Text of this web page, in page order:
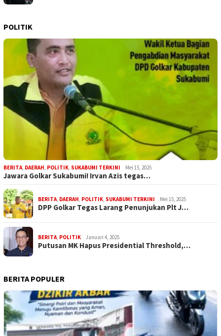
POLITIK
BERITA, DAERAH, POLITIK, SUKABUMI TERKINI Mei 15, 2025
Jawara Golkar Sukabumi! Irvan Azis tegas…
BERITA, DAERAH, POLITIK, SUKABUMI TERKINI Mei 15, 2025
DPP Golkar Tegas Larang Penunjukan Plt J…
BERITA, POLITIK Januari 4, 2025
Putusan MK Hapus Presidential Threshold,…
BERITA POPULER